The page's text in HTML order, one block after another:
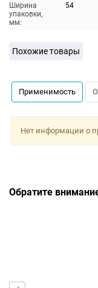
Ширина
упаковки,
мм:
54
Похожие товары
Применимость
Нет информации о
Обратите